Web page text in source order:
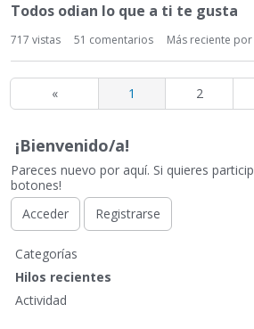
Todos odian lo que a ti te gusta
717 vistas 51 comentarios Más reciente por
« 1 2
¡Bienvenido/a!
Pareces nuevo por aquí. Si quieres
botones!
Acceder
Registrarse
E
n
a
Categorías
Hilos recientes
Actividad